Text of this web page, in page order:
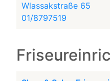
Wlassakstraße 65
01/8797519